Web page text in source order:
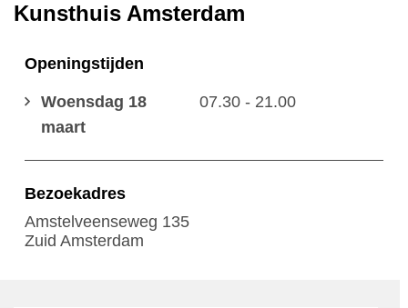
Kunsthuis Amsterdam
Openingstijden
Woensdag 18
maart
07.30 - 21.00
Bezoekadres
Amstelveenseweg 135
Zuid Amsterdam